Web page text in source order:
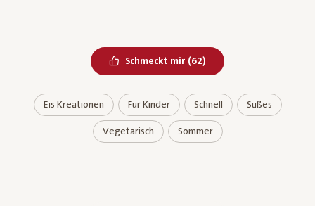
Schmeckt mir Bereits geliked
(62)
Eis Kreationen Für Kinder Schnell Süßes
Vegetarisch Sommer